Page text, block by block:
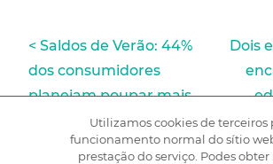
Navegação
de
artigos
Saldos de Verão: 44%
dos consumidores
planeiam poupar mais
devido à inflação
Dois
custos
Utilizamos cookies de terceiros
funcionamento normal do sítio
prestação do serviço. Podes